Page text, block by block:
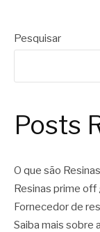
Pesquisar
Posts
O que são
Resinas prime
Fornecedor de
Saiba mais sobre